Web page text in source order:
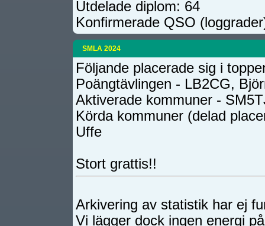
Utdelade diplom: 64
Konfirmerade QSO
SMLA 2024
Följande placerade sig i
Poängtävlingen - LB2CG,
Aktiverade kommuner -
Körda kommuner (delad
Uffe
Stort grattis!!
Arkivering av statistik har ej
Vi lägger dock ingen energi